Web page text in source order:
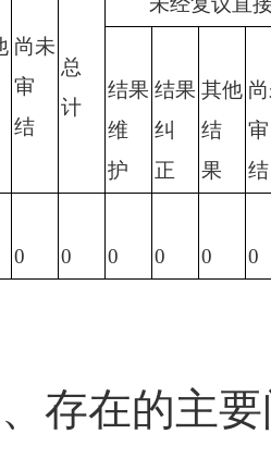
尚未
审
结
总
计
结果
维
护
结果
纠
正
其他
结
果
审
结
0 0 0 0 0 0
在的主要